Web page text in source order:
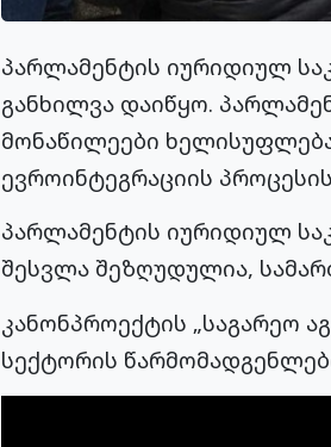
პარლამენტის იურიდიულ
განხილვა დაიწყო.
მონაწილეები
ევროინტეგრაციის
პარლამენტის იურიდიულ
შესვლა შეზღუდულია,
კანონპროექტის „საგარეო
სექტორის